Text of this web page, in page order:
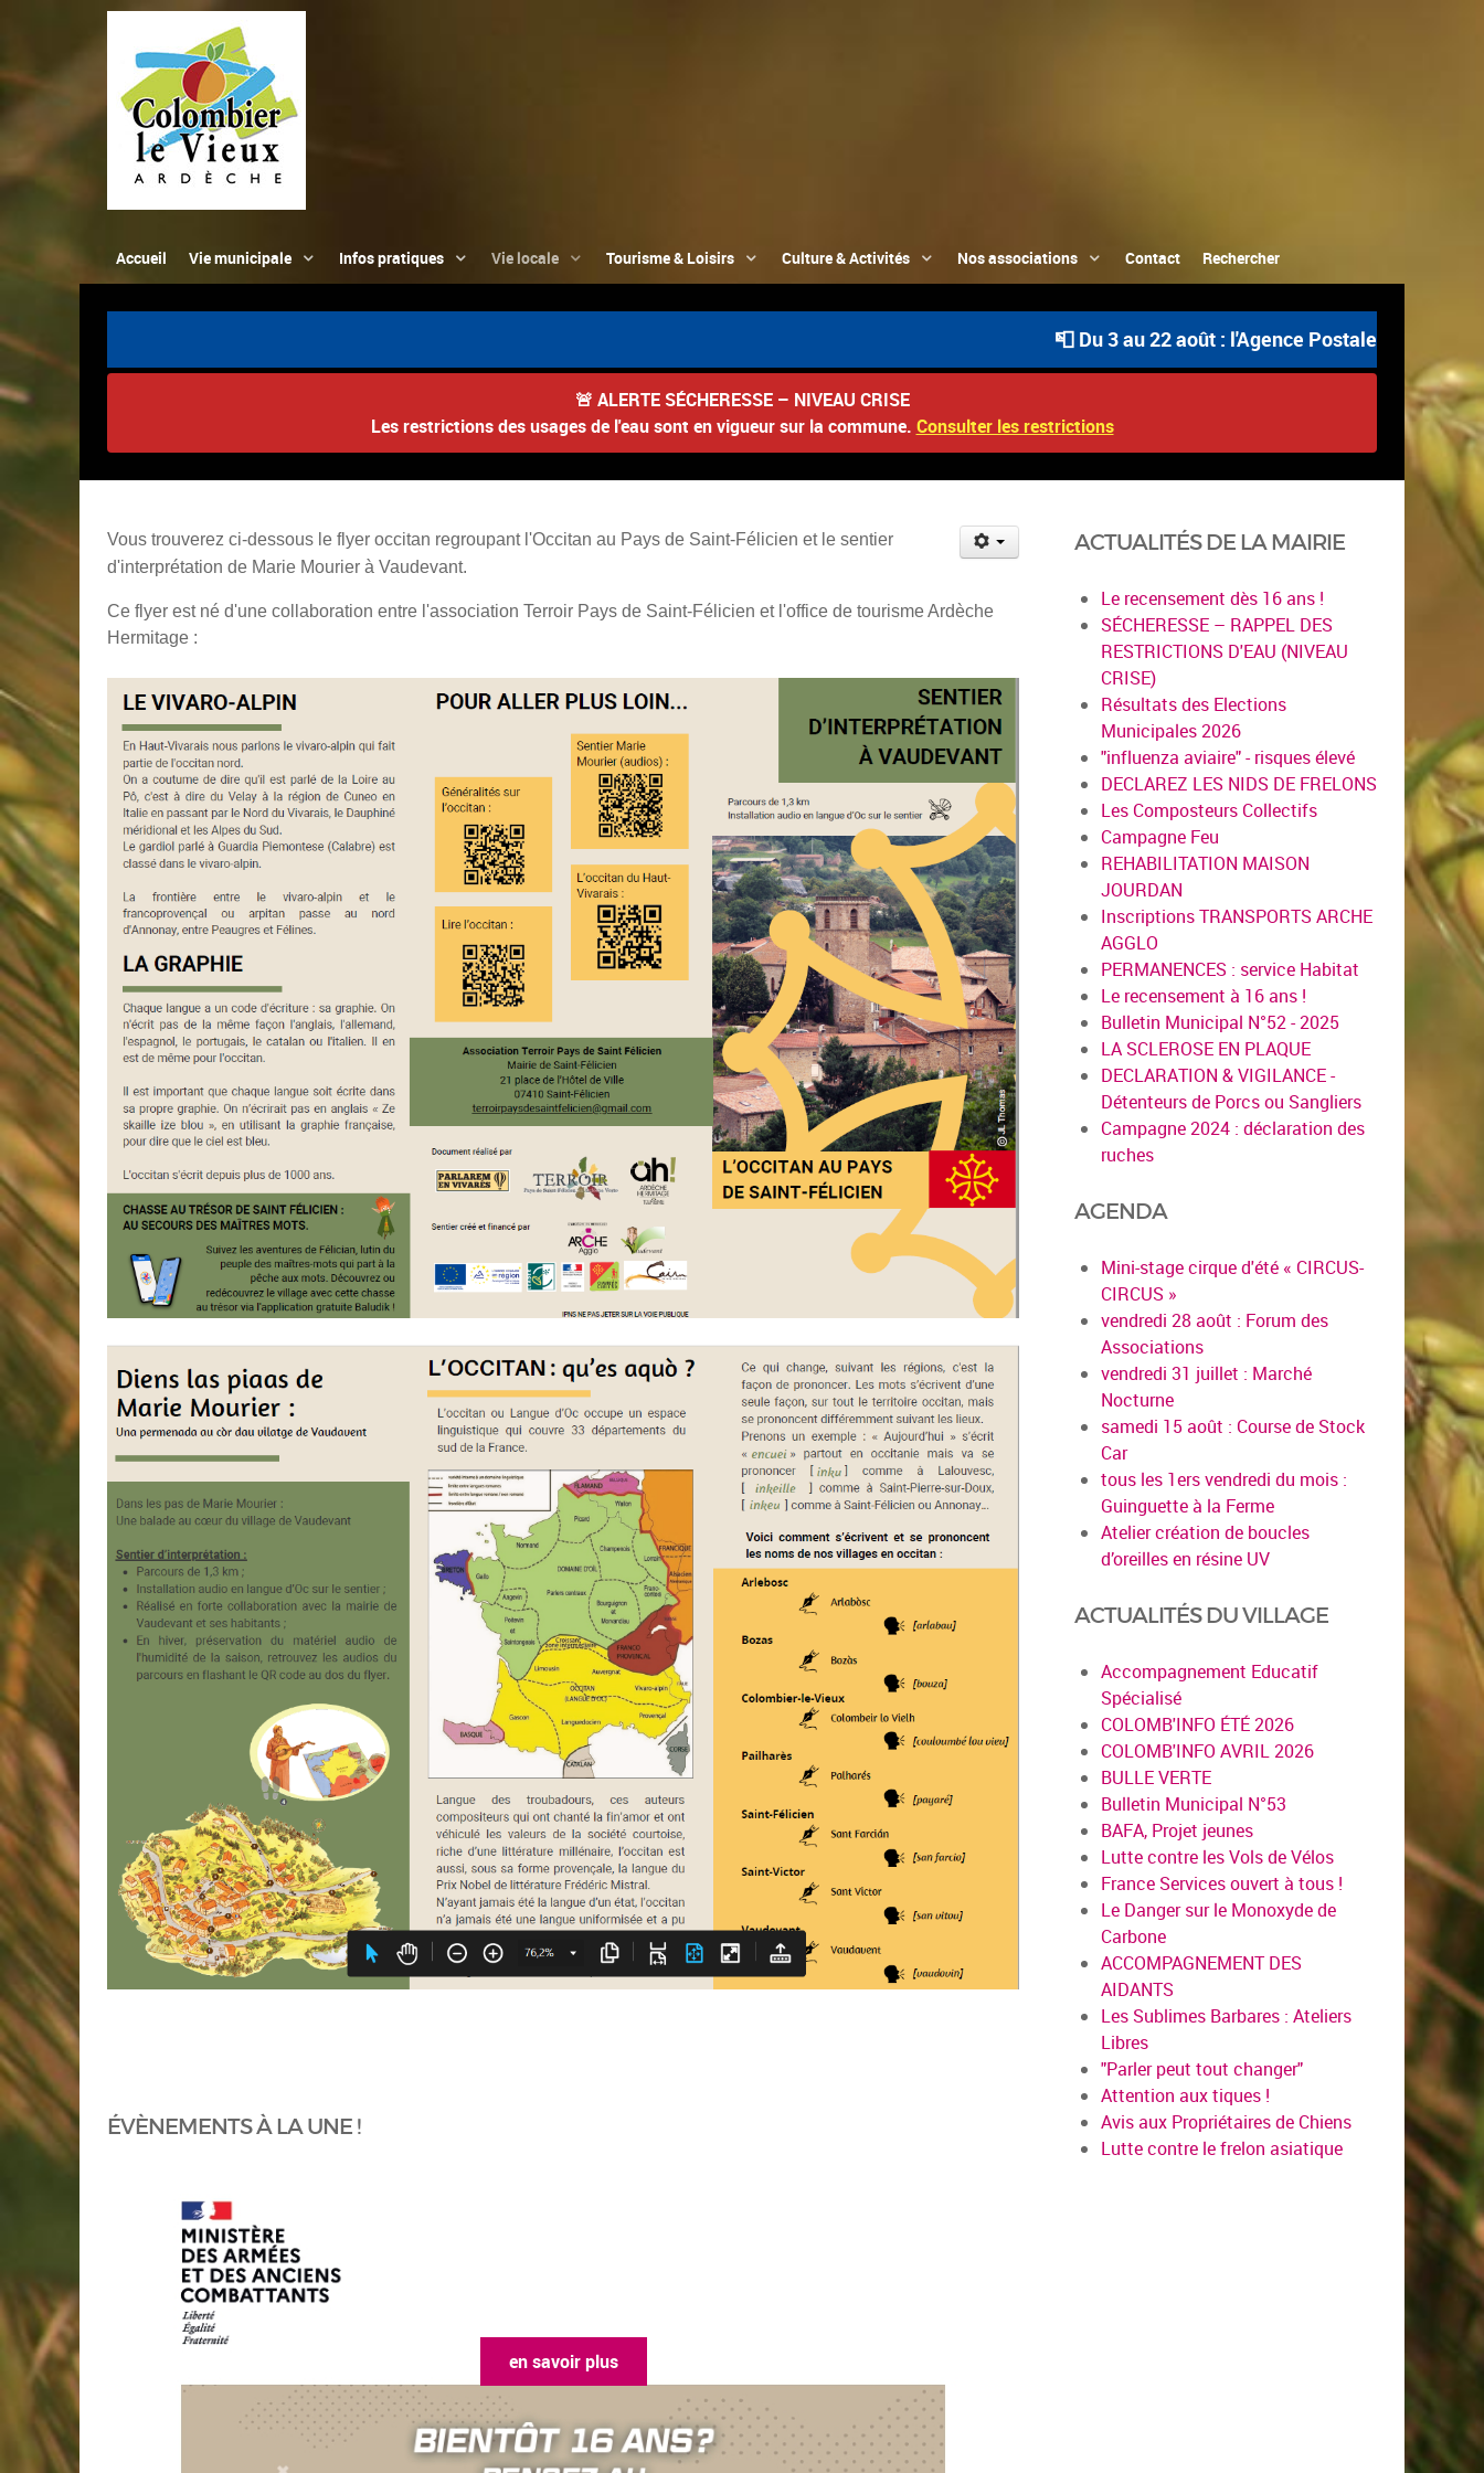
Accueil Vie municipale Infos pratiques Vie locale Tourisme & Loisirs Culture & Activités Nos associations Contact Rechercher
📮 Du 3 au 22 août : l'Agence Postale Communale
🚨 ALERTE SÉCHERESSE – NIVEAU CRISE
Les restrictions des usages de l'eau sont en vigueur sur la commune. Consulter les restrictions
Vous trouverez ci-dessous le flyer occitan regroupant l'Occitan au Pays de Saint-Félicien et le sentier
d'interprétation de Marie Mourier à Vaudevant.
Ce flyer est né d'une collaboration entre l'association Terroir Pays de Saint-Félicien et l'office de tourisme Ardèche
Hermitage :
ÉVÈNEMENTS À LA UNE !
savoir plus
ACTUALITÉS DE LA MAIRIE
Le recensement dès 16 ans !
SÉCHERESSE – RAPPEL DES
RESTRICTIONS D'EAU (NIVEAU
CRISE)
Résultats des Elections
Municipales 2026
"influenza aviaire" - risques élevé
DECLAREZ LES NIDS DE FRELONS
Les Composteurs Collectifs
Campagne Feu
REHABILITATION MAISON
JOURDAN
Inscriptions TRANSPORTS ARCHE
AGGLO
PERMANENCES : service Habitat
Le recensement à 16 ans !
Bulletin Municipal N°52 - 2025
LA SCLEROSE EN PLAQUE
DECLARATION & VIGILANCE -
Détenteurs de Porcs ou Sangliers
Campagne 2024 : déclaration des
ruches
AGENDA
Mini-stage cirque d'été « CIRCUS-
CIRCUS »
vendredi 28 août : Forum des
Associations
vendredi 31 juillet : Marché
Nocturne
samedi 15 août : Course de Stock
Car
tous les 1ers vendredi du mois :
Guinguette à la Ferme
Atelier création de boucles
d’oreilles en résine UV
ACTUALITÉS DU VILLAGE
Accompagnement Educatif
Spécialisé
COLOMB'INFO ÉTÉ 2026
COLOMB'INFO AVRIL 2026
BULLE VERTE
Bulletin Municipal N°53
BAFA, Projet jeunes
Lutte contre les Vols de Vélos
France Services ouvert à tous !
Le Danger sur le Monoxyde de
Carbone
ACCOMPAGNEMENT DES
AIDANTS
Les Sublimes Barbares : Ateliers
Libres
"Parler peut tout changer"
Attention aux tiques !
Avis aux Propriétaires de Chiens
Lutte contre le frelon asiatique